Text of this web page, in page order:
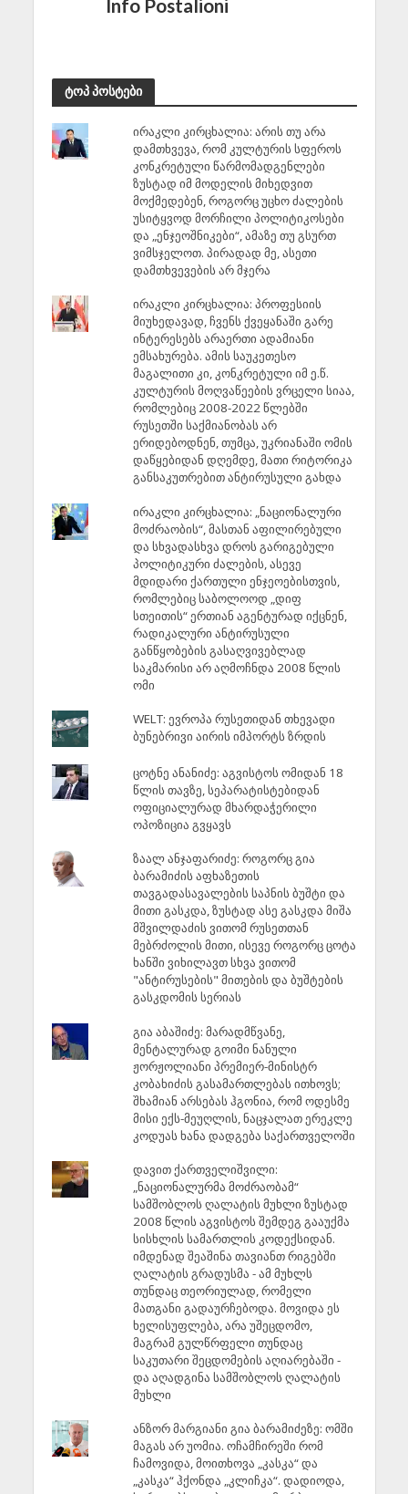
Info Postalioni
ტოპ პოსტები
ირაკლი კირცხალია: არის თუ არა
დამთხვევა, რომ კულტურის სფეროს
კონკრეტული წარმომადგენლები
ზუსტად იმ მოდელის მიხედვით
მოქმედებენ, როგორც უცხო ძალების
უსიტყვოდ მორჩილი პოლიტიკოსები
და „ენჯეოშნიკები“, ამაზე თუ გსურთ
ვიმსჯელოთ. პირადად მე, ასეთი
დამთხვევების არ მჯერა
ირაკლი კირცხალია: პროფესიის
მიუხედავად, ჩვენს ქვეყანაში გარე
ინტერესებს არაერთი ადამიანი
ემსახურება. ამის საუკეთესო
მაგალითი კი, კონკრეტული იმ ე.წ.
კულტურის მოღვაწეების ვრცელი სიაა,
რომლებიც 2008-2022 წლებში
რუსეთში საქმიანობას არ
ერიდებოდნენ, თუმცა, უკრიანაში ომის
დაწყებიდან დღემდე, მათი რიტორიკა
განსაკუთრებით ანტირუსული გახდა
ირაკლი კირცხალია: „ნაციონალური
მოძრაობის“, მასთან აფილირებული
და სხვადასხვა დროს გარიგებული
პოლიტიკური ძალების, ასევე
მდიდარი ქართული ენჯეოებისთვის,
რომლებიც საბოლოოდ „დიფ
სთეითის“ ერთიან აგენტურად იქცნენ,
რადიკალური ანტირუსული
განწყობების გასაღვივებლად
საკმარისი არ აღმოჩნდა 2008 წლის
ომი
WELT: ევროპა რუსეთიდან თხევადი
ბუნებრივი აირის იმპორტს ზრდის
ცოტნე ანანიძე: აგვისტოს ომიდან 18
წლის თავზე, სეპარატისტებიდან
ოფიციალურად მხარდაჭერილი
ოპოზიცია გვყავს
ზაალ ანჯაფარიძე: როგორც გია
ბარამიძის აფხაზეთის
თავგადასავალების საპნის ბუშტი და
მითი გასკდა, ზუსტად ასე გასკდა მიშა
მშვილდაძის ვითომ რუსეთთან
მებრძოლის მითი, ისევე როგორც ცოტა
ხანში ვიხილავთ სხვა ვითომ
"ანტირუსების" მითების და ბუშტების
გასკდომის სერიას
გია აბაშიძე: მარადმწვანე,
მენტალურად გოიმი ნანული
ჟორჟოლიანი პრემიერ-მინისტრ
კობახიძის გასამართლებას ითხოვს;
შხამიან არსებას ჰგონია, რომ ოდესმე
მისი ექს-მეუღლის, ნაცჯალათ ერეკლე
კოდუას ხანა დადგება საქართველოში
დავით ქართველიშვილი:
„ნაციონალურმა მოძრაობამ“
სამშობლოს ღალატის მუხლი ზუსტად
2008 წლის აგვისტოს შემდეგ გააუქმა
სისხლის სამართლის კოდექსიდან.
იმდენად შეაშინა თავიანთ რიგებში
ღალატის გრადუსმა - ამ მუხლს
თუნდაც თეორიულად, რომელი
მათგანი გადაურჩებოდა. მოვიდა ეს
ხელისუფლება, არა უშეცდომო,
მაგრამ გულწრფელი თუნდაც
საკუთარი შეცდომების აღიარებაში -
და აღადგინა სამშობლოს ღალატის
მუხლი
ანზორ მარგიანი გია ბარამიძეზე: ომში
მაგას არ უომია. ოჩამჩირეში რომ
ჩამოვიდა, მოითხოვა „კასკა“ და
„კასკა“ ჰქონდა „კლიჩკა“. დადიოდა,